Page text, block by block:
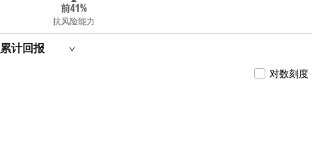
2020年7月31日)、广发招财短债债券型证券投资
基金基金经理(自2019年1月18日至2021年9月22
投资基金基金经理(自2020年1月21日至2022年10
月18日)、广发汇明一年定期开放债券型发起式
前41%
抗风险能力
累计回报
对数刻度